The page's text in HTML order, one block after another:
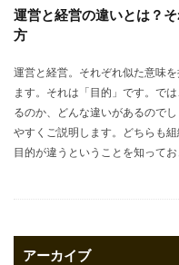
運営と経営の違いとは？
方
運営と経営。それぞれ似た意味
ます。それは「目的」です。で
るのか、どんな違いがあるので
やすくご説明します。どちらも
目的が違うということを知ってお
アーカイブ